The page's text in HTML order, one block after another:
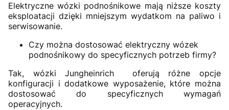
Elektryczne wózki podnośnikowe mają niższe koszty
eksploatacji dzięki mniejszym wydatkom na paliwo i
serwisowanie.
Czy można dostosować elektryczny wózek
podnośnikowy do specyficznych potrzeb firmy?
Tak, wózki Jungheinrich oferują różne opcje
konfiguracji i dodatkowe wyposażenie, które można
dostosować do specyficznych wymagań
operacyjnych.